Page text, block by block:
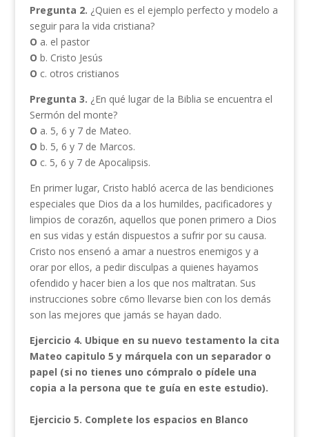
Pregunta 2. ¿Quien es el ejemplo perfecto y modelo a
seguir para la vida cristiana?
O a. el pastor
O b. Cristo Jesús
O c. otros cristianos
Pregunta 3. ¿En qué lugar de la Biblia se encuentra el
Sermón del monte?
O a. 5, 6 y 7 de Mateo.
O b. 5, 6 y 7 de Marcos.
O c. 5, 6 y 7 de Apocalipsis.
En primer lugar, Cristo habló acerca de las bendiciones
especiales que Dios da a los humildes, pacificadores y
limpios de coraz6n, aquellos que ponen primero a Dios
en sus vidas y están dispuestos a sufrir por su causa.
Cristo nos ensenó a amar a nuestros enemigos y a
orar por ellos, a pedir disculpas a quienes hayamos
ofendido y hacer bien a los que nos maltratan. Sus
instrucciones sobre c6mo llevarse bien con los demás
son las mejores que jamás se hayan dado.
Ejercicio 4. Ubique en su nuevo testamento la cita
Mateo capitulo 5 y márquela con un separador o
papel (si no tienes uno cómpralo o pídele una
copia a la persona que te guía en este estudio).
Ejercicio 5. Complete los espacios en Blanco